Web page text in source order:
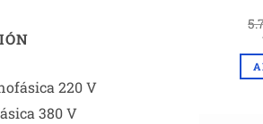
220 V
380 V